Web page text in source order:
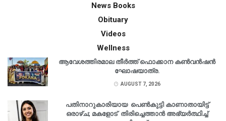
News Books
Obituary
Videos
Wellness
ആവേശത്തിരമാല തീർത്ത് ഫൊക്കാന കൺവൻഷൻ
ഘോഷയാത്ര.
AUGUST 7, 2026
പതിനാറുകാരിയായ പെൺകുട്ടി കാണാതായിട്ട്
ഒരാഴ്ച; മകളോട് തിരിച്ചെത്താൻ അഭ്യർത്ഥിച്ച്